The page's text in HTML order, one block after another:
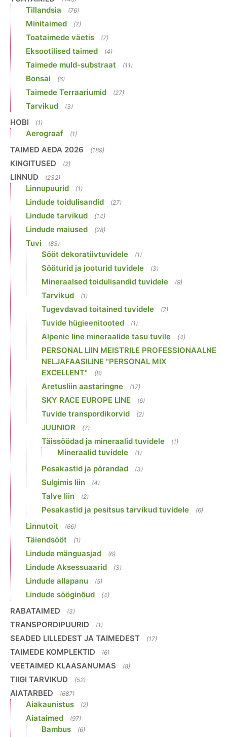
Tillandsia (76)
Minitaimed (7)
Toataimede väetis (7)
Eksootilised taimed (4)
Taimede muld-substraat (11)
Bonsai (6)
Taimede Terraariumid (27)
Tarvikud (3)
HOBI (1)
Aerograaf (1)
TAIMED AEDA 2026 (189)
KINGITUSED (2)
LINNUD (232)
Linnupuurid (1)
Lindude toidulisandid (27)
Lindude tarvikud (14)
Lindude maiused (28)
Tuvi (83)
Sööt dekoratiivtuvidele (1)
Sööturid ja jooturid tuvidele (3)
Mineraalsed toidulisandid tuvidele (9)
Tarvikud (1)
Tugevdavad toitained tuvidele (7)
Tuvide hügieenitooted (1)
Alpenic line mineraalide tasu tuvile (4)
PERSONAL LIIN MEISTRILE PROFESSIONAALNE
NELJAFAASILINE "PERSONAL MIX
EXCELLENT"
(8)
Aretusliin aastaringne (17)
SKY RACE EUROPE LINE (6)
Tuvide transpordikorvid (2)
JUUNIOR (7)
Täissöödad ja mineraalid tuvidele (1)
Mineraalid tuvidele (1)
Pesakastid ja põrandad (3)
Sulgimis liin (4)
Talve liin (2)
Pesakastid ja pesitsus tarvikud tuvidele (6)
Linnutoit (66)
Täiendsööt (1)
Lindude mänguasjad (6)
Lindude Aksessuaarid (3)
Lindude allapanu (5)
Lindude sööginõud (4)
RABATAIMED (3)
TRANSPORDIPUURID (1)
SEADED LILLEDEST JA TAIMEDEST (17)
TAIMEDE KOMPLEKTID (6)
VEETAIMED KLAASANUMAS (8)
TIIGI TARVIKUD (52)
AIATARBED (687)
Aiakaunistus (2)
Aiataimed (97)
Bambus (6)